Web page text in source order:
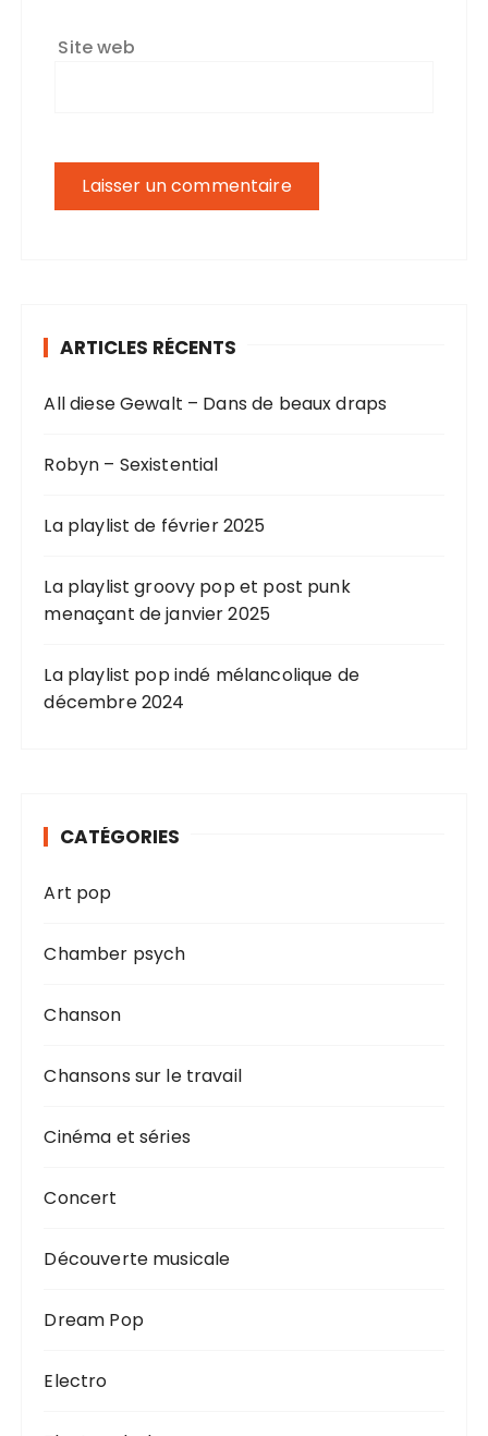
Site web
ARTICLES RÉCENTS
All diese Gewalt – Dans de beaux draps
Robyn – Sexistential
La playlist de février 2025
La playlist groovy pop et post punk
menaçant de janvier 2025
La playlist pop indé mélancolique de
décembre 2024
CATÉGORIES
Art pop
Chamber psych
Chanson
Chansons sur le travail
Cinéma et séries
Concert
Découverte musicale
Dream Pop
Electro